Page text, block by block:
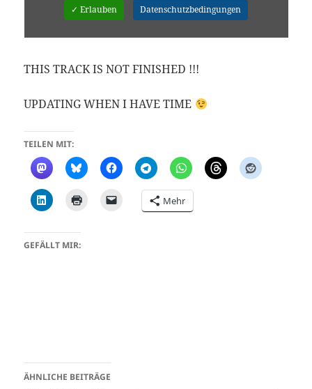
✓ Erlauben Datenschutzbedingungen
THIS TRACK IS NOT FINISHED !!!
UPDATING WHEN I HAVE TIME
TEILEN MIT:
Mehr
GEFÄLLT MIR:
ÄHNLICHE BEITRÄGE